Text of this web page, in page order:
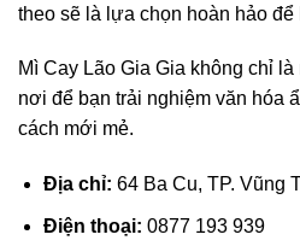
theo sẽ là lựa chọn hoàn hảo để
Mì Cay Lão Gia Gia không chỉ
nơi để bạn trải nghiệm văn hóa
cách mới mẻ.
Địa chỉ: 64 Ba Cu, TP. Vũng
Điện thoại: 0877 193 939